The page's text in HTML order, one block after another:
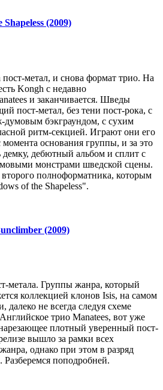
(2009)
метал, и снова формат трио. На
Kongh с недавно
и заканчивается. Шведы
пост-метал, без тени пост-рока, с
бэкграундом, с сухим
ритм-секцией. Играют они его
момента основания группы, и за это
демку, дебютный альбом и сплит с
монстрами шведской сцены.
полноформатника, которым
of the Shapeless".
(2009)
метала. Группы жанра, который
коллекцией клонов Isis, на самом
далеко не всегда следуя схеме
трио Manatees, вот уже
плотный уверенный пост-
вышло за рамки всех
однако при этом в разряд
Разберемся поподробней.